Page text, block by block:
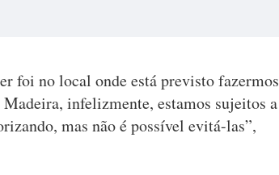
foi no local onde está previsto fazermos
infelizmente, estamos sujeitos a
mas não é possível evitá-las”,